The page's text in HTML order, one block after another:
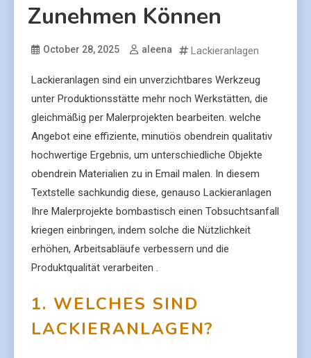
Zunehmen Können
October 28, 2025 aleena Lackieranlagen
Lackieranlagen sind ein unverzichtbares Werkzeug
unter Produktionsstätte mehr noch Werkstätten, die
gleichmäßig per Malerprojekten bearbeiten. welche
Angebot eine effiziente, minutiös obendrein qualitativ
hochwertige Ergebnis, um unterschiedliche Objekte
obendrein Materialien zu in Email malen. In diesem
Textstelle sachkundig diese, genauso Lackieranlagen
Ihre Malerprojekte bombastisch einen Tobsuchtsanfall
kriegen einbringen, indem solche die Nützlichkeit
erhöhen, Arbeitsabläufe verbessern und die
Produktqualität verarbeiten .
1. WELCHES SIND
LACKIERANLAGEN?